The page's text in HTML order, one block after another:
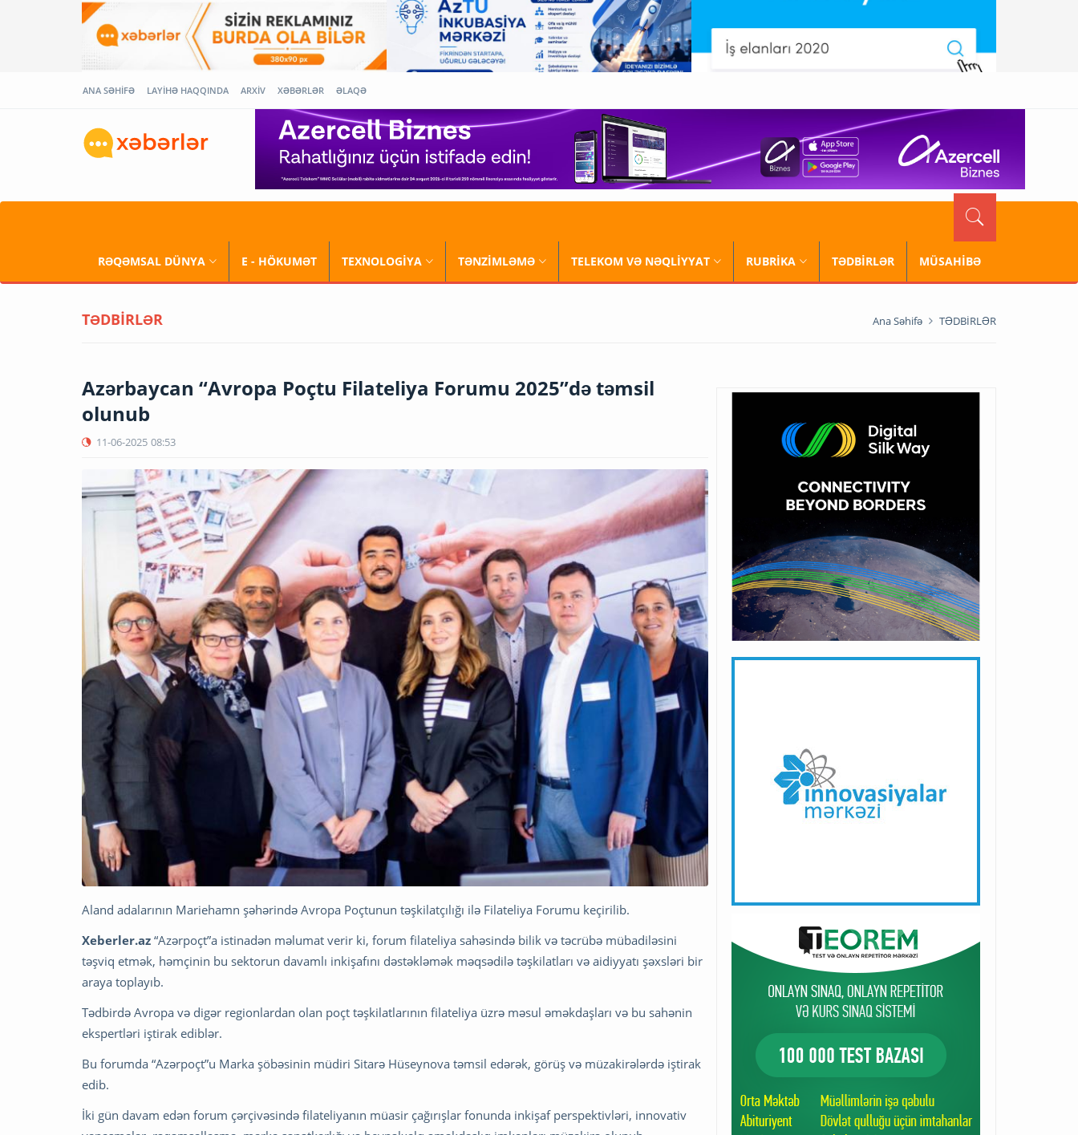
ANA SƏHİFƏ LAYİHƏ HAQQINDA ARXİV XƏBƏRLƏR ƏLAQƏ
RƏQƏMSAL DÜNYA E - HÖKUMƏT TEXNOLOGİYA TƏNZİMLƏMƏ TELEKOM VƏ NƏQLİYYAT RUBRİKA TƏDBİRLƏR MÜSAHİBƏ
TƏDBİRLƏR Ana Səhifə TƏDBİRLƏR
Azərbaycan “Avropa Poçtu Filateliya Forumu 2025”də təmsil
olunub
11-06-2025 08:53
Aland adalarının Mariehamn şəhərində Avropa Poçtunun təşkilatçılığı ilə Filateliya Forumu keçirilib.
Xeberler.az “Azərpoçt”a istinadən məlumat verir ki, forum filateliya sahəsində bilik və təcrübə mübadiləsini
təşviq etmək, həmçinin bu sektorun davamlı inkişafını dəstəkləmək məqsədilə təşkilatları və aidiyyatı şəxsləri bir
araya toplayıb.
Tədbirdə Avropa və digər regionlardan olan poçt təşkilatlarının filateliya üzrə məsul əməkdaşları və bu sahənin
ekspertləri iştirak ediblər.
Bu forumda “Azərpoçt”u Marka şöbəsinin müdiri Sitarə Hüseynova təmsil edərək, görüş və müzakirələrdə iştirak
edib.
İki gün davam edən forum çərçivəsində filateliyanın müasir çağırışlar fonunda inkişaf perspektivləri, innovativ